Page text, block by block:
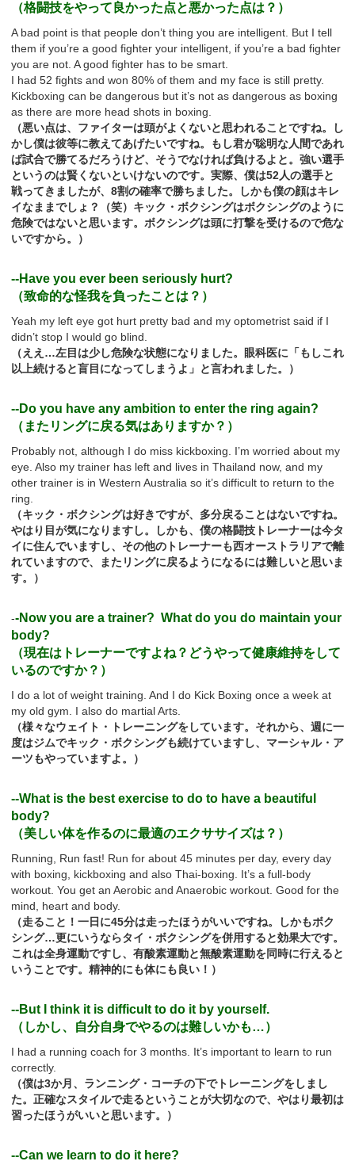
（格闘技をやって良かった点と悪かった点は？）
A bad point is that people don’t thing you are intelligent. But I tell
them if you’re a good fighter your intelligent, if you’re a bad fighter
you are not. A good fighter has to be smart.
I had 52 fights and won 80% of them and my face is still pretty.
Kickboxing can be dangerous but it’s not as dangerous as boxing
as there are more head shots in boxing.
（悪い点は、ファイターは頭がよくないと思われることですね。し
かし僕は彼等に教えてあげたいですね。もし君が聡明な人間であれ
ば試合で勝てるだろうけど、そうでなければ負けるよと。強い選手
というのは賢くないといけないのです。実際、僕は52人の選手と
戦ってきましたが、8割の確率で勝ちました。しかも僕の顔はキレ
イなままでしょ？（笑）キック・ボクシングはボクシングのように
危険ではないと思います。ボクシングは頭に打撃を受けるので危な
いですから。）
--Have you ever been seriously hurt?
（致命的な怪我を負ったことは？）
Yeah my left eye got hurt pretty bad and my optometrist said if I
didn’t stop I would go blind.
（ええ…左目は少し危険な状態になりました。眼科医に「もしこれ
以上続けると盲目になってしまうよ」と言われました。）
--Do you have any ambition to enter the ring again?
（またリングに戻る気はありますか？）
Probably not, although I do miss kickboxing. I’m worried about my
eye. Also my trainer has left and lives in Thailand now, and my
other trainer is in Western Australia so it’s difficult to return to the
ring.
（キック・ボクシングは好きですが、多分戻ることはないですね。
やはり目が気になりますし。しかも、僕の格闘技トレーナーは今タ
イに住んでいますし、その他のトレーナーも西オーストラリアで離
れていますので、またリングに戻るようになるには難しいと思いま
す。）
--Now you are a trainer? What do you do maintain your
body?
（現在はトレーナーですよね？どうやって健康維持をして
いるのですか？）
I do a lot of weight training. And I do Kick Boxing once a week at
my old gym. I also do martial Arts.
（様々なウェイト・トレーニングをしています。それから、週に一
度はジムでキック・ボクシングも続けていますし、マーシャル・ア
ーツもやっていますよ。）
--What is the best exercise to do to have a beautiful
body?
（美しい体を作るのに最適のエクササイズは？）
Running, Run fast! Run for about 45 minutes per day, every day
with boxing, kickboxing and also Thai-boxing. It’s a full-body
workout. You get an Aerobic and Anaerobic workout. Good for the
mind, heart and body.
（走ること！一日に45分は走ったほうがいいですね。しかもボク
シング…更にいうならタイ・ボクシングを併用すると効果大です。
これは全身運動ですし、有酸素運動と無酸素運動を同時に行えると
いうことです。精神的にも体にも良い！）
--But I think it is difficult to do it by yourself.
（しかし、自分自身でやるのは難しいかも…）
I had a running coach for 3 months. It’s important to learn to run
correctly.
（僕は3か月、ランニング・コーチの下でトレーニングをしまし
た。正確なスタイルで走るということが大切なので、やはり最初は
習ったほうがいいと思います。）
--Can we learn to do it here?